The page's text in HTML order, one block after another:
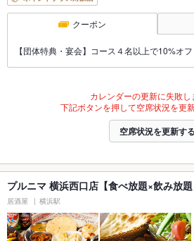
クーポン
【団体特典・宴会】コース４名以上で10%オフ
カレンダーの更新に失敗し
下記ボタンを押して空席状況を更
空席状況を更新する
プルニマ 横浜西口店【食べ放題×飲み放題
居酒屋 横浜駅